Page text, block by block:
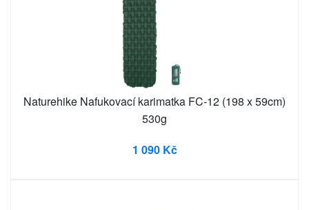
Naturehike Nafukovací karimatka FC-12 (198 x 59cm)
530g
1 090 Kč